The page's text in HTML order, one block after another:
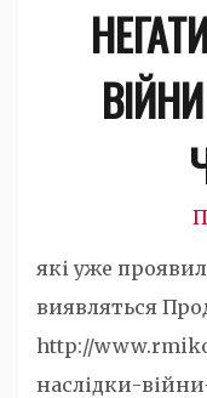
які уже
виявляться
http://
наслідки-